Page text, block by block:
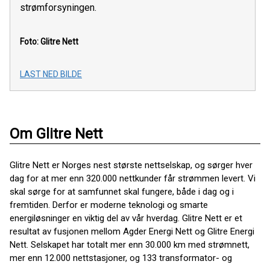
strømforsyningen.
Foto: Glitre Nett
LAST NED BILDE
Om Glitre Nett
Glitre Nett er Norges nest største nettselskap, og sørger hver
dag for at mer enn 320.000 nettkunder får strømmen levert. Vi
skal sørge for at samfunnet skal fungere, både i dag og i
fremtiden. Derfor er moderne teknologi og smarte
energiløsninger en viktig del av vår hverdag. Glitre Nett er et
resultat av fusjonen mellom Agder Energi Nett og Glitre Energi
Nett. Selskapet har totalt mer enn 30.000 km med strømnett,
mer enn 12.000 nettstasjoner, og 133 transformator- og